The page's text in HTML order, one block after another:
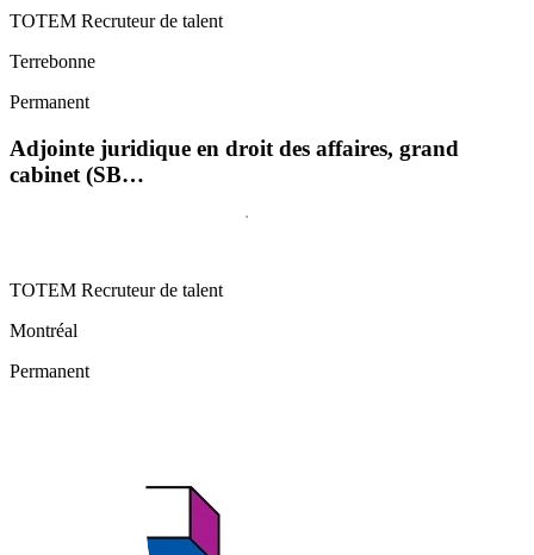
TOTEM Recruteur de talent
Terrebonne
Permanent
Adjointe juridique en droit des affaires, grand
cabinet (SB…
TOTEM Recruteur de talent
Montréal
Permanent